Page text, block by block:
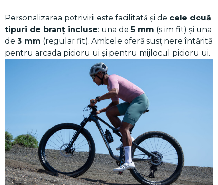
Personalizarea potrivirii este facilitată și de cele două
tipuri de branț incluse: una de5 mm (slim fit) și una
de 3 mm (regular fit). Ambele oferă susținere întărită
pentru arcada piciorului și pentru mijlocul piciorului.